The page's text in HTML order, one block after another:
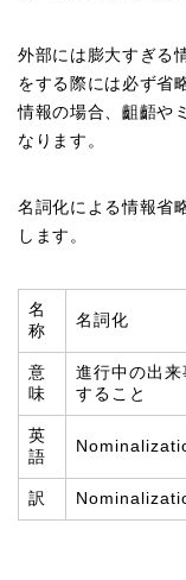
外部には膨大すぎる
をする際には必ず省
情報の場合、齟齬や
なります。
名詞化による情報省
します。
名
称
名詞化
意
味
進行中の出来
すること
英
語
訳